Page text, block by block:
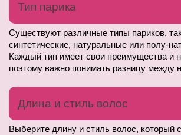
Тип парика
Существуют различные типы париков,
синтетические, натуральные или полу-
Каждый тип имеет свои преимущества и
поэтому важно понимать разницу между
Длина и стиль волос
Выберите длину и стиль волос, который